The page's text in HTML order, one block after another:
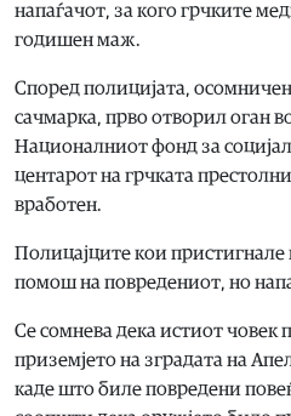
напаѓачот, за кого грчките
годишен маж.
Според полицијата,
сачмарка, прво отворил оган
Националниот фонд за
центарот на грчката
вработен.
Полицајците кои
помош на повредениот, но
Се сомнева дека истиот човек
приземјето на зградата на
каде што биле повредени